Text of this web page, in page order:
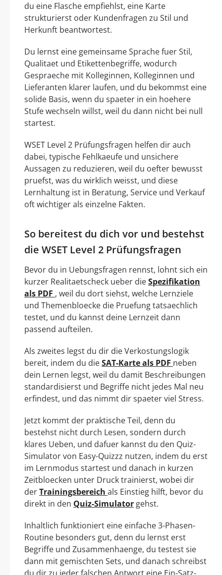
du eine Flasche empfiehlst, eine Karte
strukturierst oder Kundenfragen zu Stil und
Herkunft beantwortest.
Du lernst eine gemeinsame Sprache fuer Stil,
Qualitaet und Etikettenbegriffe, wodurch
Gespraeche mit Kolleginnen, Kolleginnen und
Lieferanten klarer laufen, und du bekommst eine
solide Basis, wenn du spaeter in ein hoehere
Stufe wechseln willst, weil du dann nicht bei null
startest.
WSET Level 2 Prüfungsfragen helfen dir auch
dabei, typische Fehlkaeufe und unsichere
Aussagen zu reduzieren, weil du oefter bewusst
pruefst, was du wirklich weisst, und diese
Lernhaltung ist in Beratung, Service und Verkauf
oft wichtiger als einzelne Fakten.
So bereitest du dich vor und bestehst
die WSET Level 2 Prüfungsfragen
Bevor du in Uebungsfragen rennst, lohnt sich ein
kurzer Realitaetscheck ueber dieSpezifikation
als PDF , weil du dort siehst, welche Lernziele
und Themenbloecke die Pruefung tatsaechlich
testet, und du kannst deine Lernzeit dann
passend aufteilen.
Als zweites legst du dir die Verkostungslogik
bereit, indem du dieSAT-Karte als PDF neben
dein Lernen legst, weil du damit Beschreibungen
standardisierst und Begriffe nicht jedes Mal neu
erfindest, und das nimmt dir spaeter viel Stress.
Jetzt kommt der praktische Teil, denn du
bestehst nicht durch Lesen, sondern durch
klares Ueben, und dafuer kannst du den Quiz-
Simulator von Easy-Quizzz nutzen, indem du erst
im Lernmodus startest und danach in kurzen
Zeitbloecken unter Druck trainierst, wobei dir
derTrainingsbereich als Einstieg hilft, bevor du
direkt in den Quiz-Simulator gehst.
Inhaltlich funktioniert eine einfache 3-Phasen-
Routine besonders gut, denn du lernst erst
Begriffe und Zusammenhaenge, du testest sie
dann mit gemischten Sets, und danach schreibst